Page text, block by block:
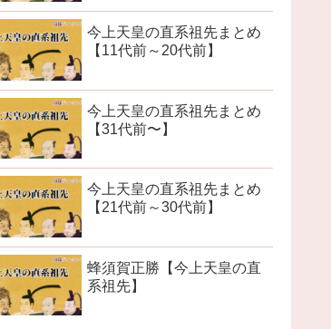
今上天皇の直系祖先まとめ
【11代前～20代前】
今上天皇の直系祖先まとめ
【31代前〜】
今上天皇の直系祖先まとめ
【21代前～30代前】
蜂須賀正勝【今上天皇の直
系祖先】